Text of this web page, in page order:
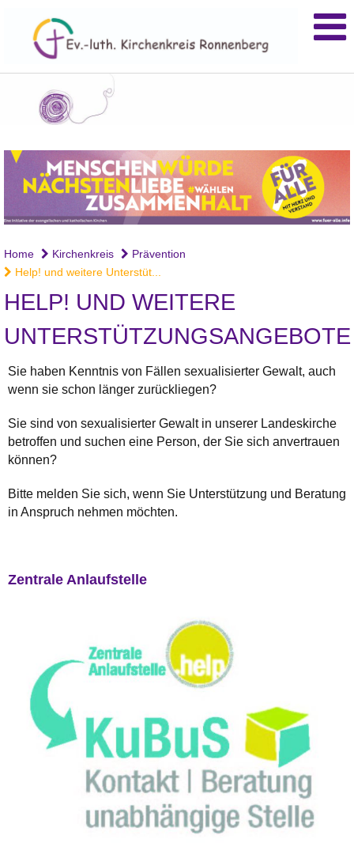
Home Kirchenkreis
Prävention
Help! und weitere Unterstüt...
HELP! UND WEITERE
UNTERSTÜTZUNGSANGEBOTE
Sie haben Kenntnis von Fällen sexualisierter Gewalt, auch
wenn sie schon länger zurückliegen?
Sie sind von sexualisierter Gewalt in unserer Landeskirche
betroffen und suchen eine Person, der Sie sich anvertrauen
können?
Bitte melden Sie sich, wenn Sie Unterstützung und Beratung
in Anspruch nehmen möchten.
Zentrale Anlaufstelle